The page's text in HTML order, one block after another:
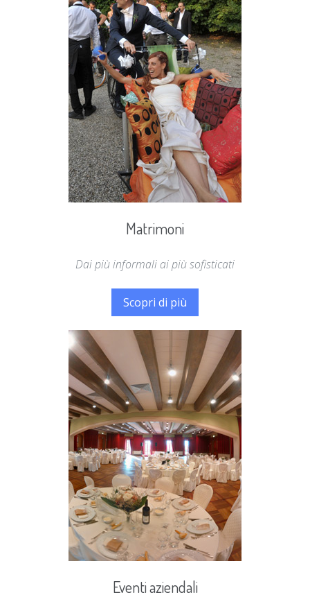
Matrimoni
Dai più informali ai più sofisticati
Scopri di più
Eventi aziendali